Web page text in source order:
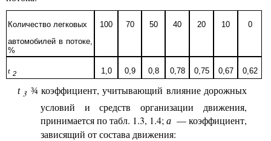
Количество легковых
автомобилей в потоке,
%
100 70 50 40 20 10 0
t 2 1,0 0,9 0,8 0,78 0,75 0,67 0,62
t 3 ¾ коэффициент, учитывающий влияние дорожных
условий и средств организации движения,
принимается по табл. 1.3, 1.4; a — коэффициент,
зависящий от состава движения: